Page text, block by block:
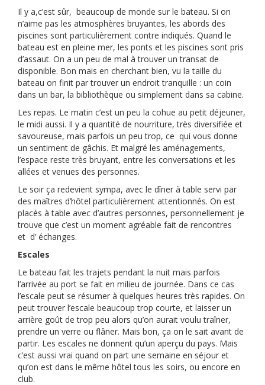
Il y a,c’est sûr, beaucoup de monde sur le bateau. Si on
n’aime pas les atmosphères bruyantes, les abords des
piscines sont particulièrement contre indiqués. Quand le
bateau est en pleine mer, les ponts et les piscines sont pris
d’assaut. On a un peu de mal à trouver un transat de
disponible. Bon mais en cherchant bien, vu la taille du
bateau on finit par trouver un endroit tranquille : un coin
dans un bar, la bibliothèque ou simplement dans sa cabine.
Les repas. Le matin c’est un peu la cohue au petit déjeuner,
le midi aussi. Il y a quantité de nourriture, très diversifiée et
savoureuse, mais parfois un peu trop, ce qui vous donne
un sentiment de gâchis. Et malgré les aménagements,
l’espace reste très bruyant, entre les conversations et les
allées et venues des personnes.
Le soir ça redevient sympa, avec le dîner à table servi par
des maîtres d’hôtel particulièrement attentionnés. On est
placés à table avec d’autres personnes, personnellement je
trouve que c’est un moment agréable fait de rencontres
et d’ échanges.
Escales
Le bateau fait les trajets pendant la nuit mais parfois
l’arrivée au port se fait en milieu de journée. Dans ce cas
l’escale peut se résumer à quelques heures très rapides. On
peut trouver l’escale beaucoup trop courte, et laisser un
arrière goût de trop peu alors qu’on aurait voulu traîner,
prendre un verre ou flâner. Mais bon, ça on le sait avant de
partir. Les escales ne donnent qu’un aperçu du pays. Mais
c’est aussi vrai quand on part une semaine en séjour et
qu’on est dans le même hôtel tous les soirs, ou encore en
club.